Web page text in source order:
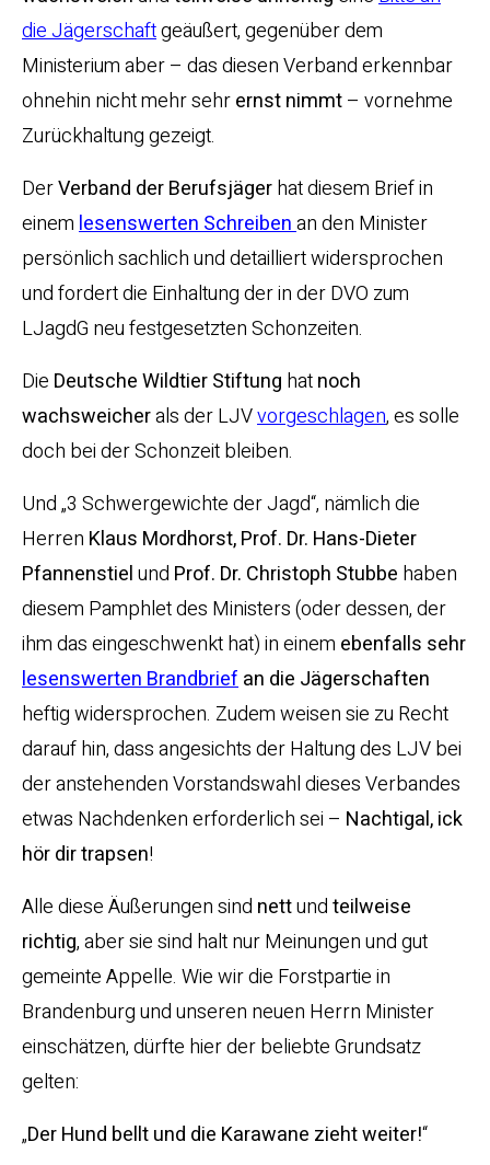
die Jägerschaftgeäußert, gegenüber dem
Ministerium aber – das diesen Verband erkennbar
ohnehin nicht mehr sehrernst nimmt– vornehme
Zurückhaltung gezeigt.
DerVerband der Berufsjägerhat diesem Brief in
einemlesenswerten Schreibenan den Minister
persönlich sachlich und detailliert widersprochen
und fordert die Einhaltung der in der DVO zum
LJagdG neu festgesetzten Schonzeiten.
Die Deutsche Wildtier Stiftung hatnoch
wachsweicherals der LJVvorgeschlagen, es solle
doch bei der Schonzeit bleiben.
Und „3 Schwergewichte der Jagd“, nämlich die
Herren Klaus Mordhorst, Prof. Dr. Hans-Dieter
Pfannenstielund Prof. Dr. Christoph Stubbe haben
diesem Pamphlet des Ministers (oder dessen, der
ihm das eingeschwenkt hat) in einem ebenfalls sehr
lesenswerten Brandbriefan die Jägerschaften
heftig widersprochen. Zudem weisen sie zu Recht
darauf hin, dass angesichts der Haltung des LJV bei
der anstehenden Vorstandswahl dieses Verbandes
etwas Nachdenken erforderlich sei – Nachtigal, ick
hör dir trapsen!
Alle diese Äußerungen sind nettundteilweise
richtig, aber sie sind halt nur Meinungen und gut
gemeinte Appelle. Wie wir die Forstpartie in
Brandenburg und unseren neuen Herrn Minister
einschätzen, dürfte hier der beliebte Grundsatz
gelten:
„Der Hund bellt und die Karawane zieht weiter!“